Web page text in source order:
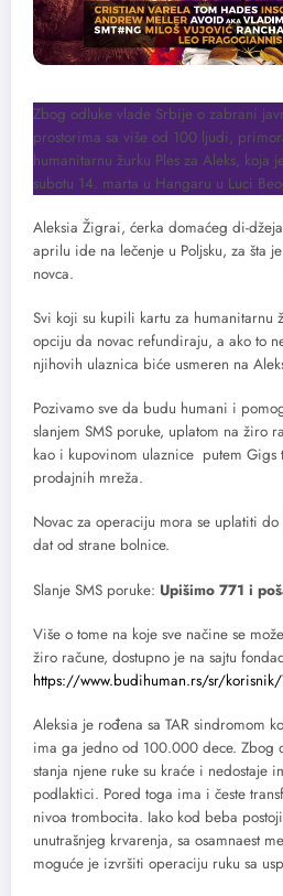
Zbog odluke vlade Srbije o zabrani
prostorima sa više od 100 ljudi,
humanitarnu žurku Ples za Aleks, koja
subotu 14. marta u Hangaru u Luci
Aleksia Žigrai, ćerka domaćeg di-
aprilu ide na lečenje u Poljsku, za šta
novca.
Svi koji su kupili kartu za humanitarnu
opciju da novac refundiraju, a ako to
njihovih ulaznica biće usmeren na
Pozivamo sve da budu humani i
slanjem SMS poruke, uplatom na žiro
kao i kupovinom ulaznice putem Gigs
prodajnih mreža.
Novac za operaciju mora se uplatiti
dat od strane bolnice.
Slanje SMS poruke: Upišimo 771 i
Više o tome na koje sve načine se
žiro račune, dostupno je na sajtu
https://www.budihuman.rs/sr/
Aleksia je rođena sa TAR sindromom
ima ga jedno od 100.000 dece. Zbog
stanja njene ruke su kraće i nedostaje
podlaktici. Pored toga ima i česte
nivoa trombocita. Iako kod beba
unutrašnjeg krvarenja, sa osamnaest
moguće je izvršiti operaciju ruku sa